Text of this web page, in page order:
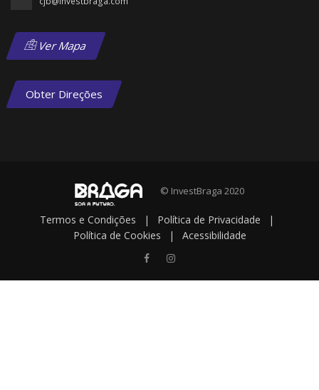
Ver Mapa
Obter Direções
© InvestBraga 2020
Termos e Condições | Política de Privacidade
|
Política de Cookies
| Acessibilidade